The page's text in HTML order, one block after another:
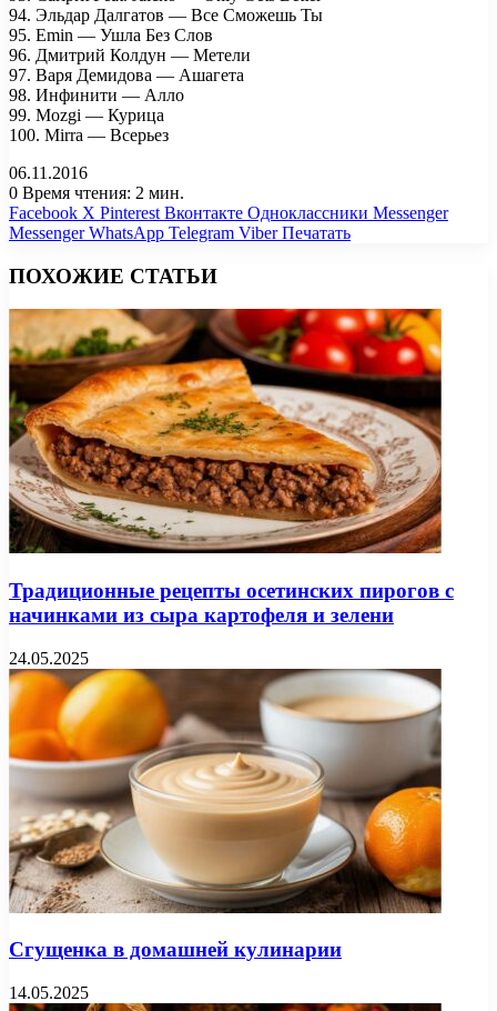
94. Эльдар Далгатов — Все Сможешь Ты
95. Emin — Ушла Без Слов
96. Дмитрий Колдун — Метели
97. Варя Демидова — Ашагета
98. Инфинити — Алло
99. Mozgi — Курица
100. Mirra — Всерьез
06.11.2016
0 Время чтения: 2 мин.
Facebook X Pinterest Вконтакте Одноклассники Messenger
Messenger WhatsApp Telegram Viber Печатать
ПОХОЖИЕ СТАТЬИ
Традиционные рецепты осетинских пирогов с
начинками из сыра картофеля и зелени
24.05.2025
Сгущенка в домашней кулинарии
14.05.2025